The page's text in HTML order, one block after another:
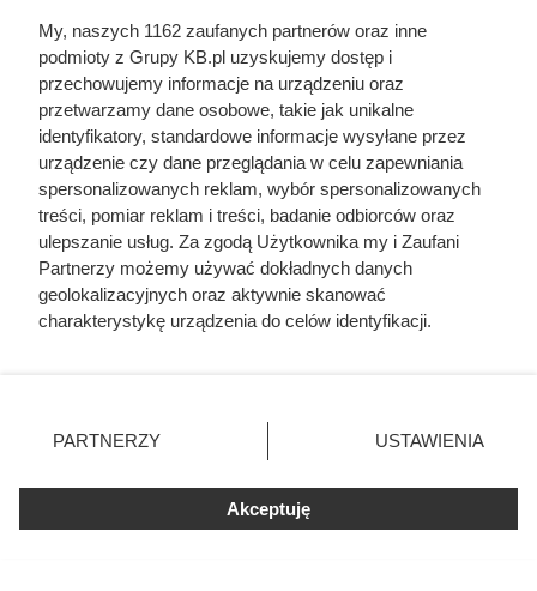
My, naszych 1162 zaufanych partnerów oraz inne
podmioty z Grupy KB.pl uzyskujemy dostęp i
przechowujemy informacje na urządzeniu oraz
przetwarzamy dane osobowe, takie jak unikalne
identyfikatory, standardowe informacje wysyłane przez
urządzenie czy dane przeglądania w celu zapewniania
spersonalizowanych reklam, wybór spersonalizowanych
treści, pomiar reklam i treści, badanie odbiorców oraz
ulepszanie usług. Za zgodą Użytkownika my i Zaufani
Partnerzy możemy używać dokładnych danych
geolokalizacyjnych oraz aktywnie skanować
charakterystykę urządzenia do celów identyfikacji.
zmienić/wycofać klikając przycisk ustawień prywatności
znajdujący się w lewym dolnym rogu strony. Niektóre
użytkownika, ale masz prawo sprzeciwić się takiemu
przetwarzaniu. Preferencje będą miały zastosowania tylko
PARTNERZY USTAWIENIA
Akceptuję